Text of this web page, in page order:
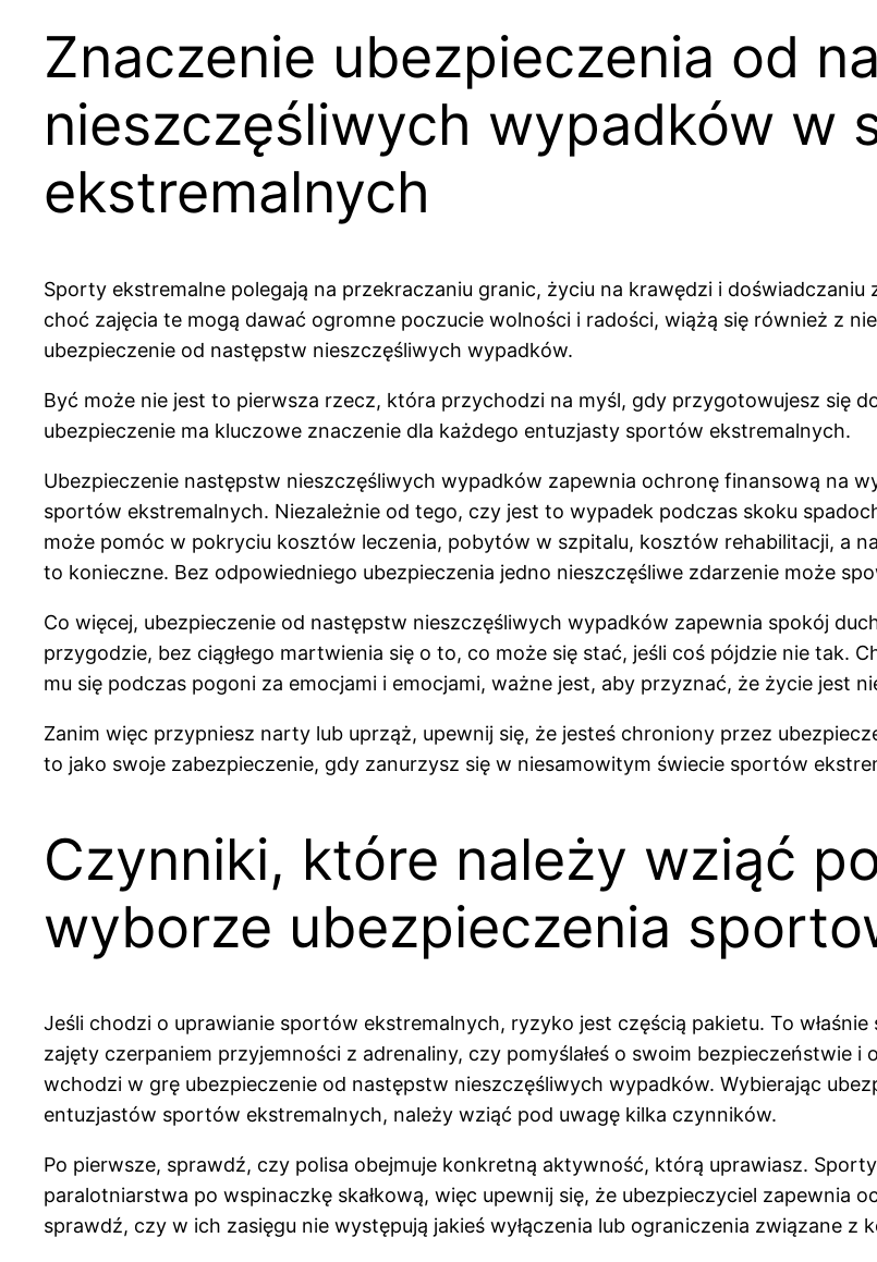
Znaczenie ubezpieczenia od
nieszczęśliwych wypadków w
ekstremalnych
Sporty ekstremalne polegają na przekraczaniu granic, życiu na krawędzi i doświadczaniu
choć zajęcia te mogą dawać ogromne poczucie wolności i radości, wiążą się również z
ubezpieczenie od następstw nieszczęśliwych wypadków.
Być może nie jest to pierwsza rzecz, która przychodzi na myśl, gdy przygotowujesz się
ubezpieczenie ma kluczowe znaczenie dla każdego entuzjasty sportów ekstremalnych.
Ubezpieczenie następstw nieszczęśliwych wypadków zapewnia ochronę finansową na
sportów ekstremalnych. Niezależnie od tego, czy jest to wypadek podczas skoku
może pomóc w pokryciu kosztów leczenia, pobytów w szpitalu, kosztów rehabilitacji, a
to konieczne. Bez odpowiedniego ubezpieczenia jedno nieszczęśliwe zdarzenie może
Co więcej, ubezpieczenie od następstw nieszczęśliwych wypadków zapewnia spokój
przygodzie, bez ciągłego martwienia się o to, co może się stać, jeśli coś pójdzie nie tak.
mu się podczas pogoni za emocjami i emocjami, ważne jest, aby przyznać, że życie jest
Zanim więc przypniesz narty lub uprząż, upewnij się, że jesteś chroniony przez
to jako swoje zabezpieczenie, gdy zanurzysz się w niesamowitym świecie sportów
Czynniki, które należy wziąć
wyborze ubezpieczenia
Jeśli chodzi o uprawianie sportów ekstremalnych, ryzyko jest częścią pakietu. To
zajęty czerpaniem przyjemności z adrenaliny, czy pomyślałeś o swoim bezpieczeństwie i
wchodzi w grę ubezpieczenie od następstw nieszczęśliwych wypadków. Wybierając
entuzjastów sportów ekstremalnych, należy wziąć pod uwagę kilka czynników.
Po pierwsze, sprawdź, czy polisa obejmuje konkretną aktywność, którą uprawiasz.
paralotniarstwa po wspinaczkę skałkową, więc upewnij się, że ubezpieczyciel zapewnia
sprawdź, czy w ich zasięgu nie występują jakieś wyłączenia lub ograniczenia związane z